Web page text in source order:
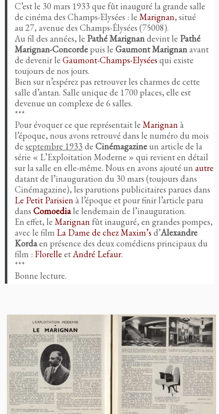
C’est le 30 mars 1933 que fût inauguré la grande salle
de cinéma des Champs-Elysées : le Marignan, situé
au 27, avenue des Champs-Élysées (75008).
Au fil des années, le Pathé Marignandevint le Pathé
Marignan-Concorde puis le Gaumont Marignanavant
de devenir le Gaumont-Champs-Elysées qui existe
toujours de nos jours.
Bien sur n’espérez pas retrouver les charmes de cette
salle d’antan. Salle unique de 1700 places, elle est
devenue un complexe de 6 salles.
***
Pour évoquer ce que représentait le Marignanà
l’époque, nous avons retrouvé dans le numéro du mois
de septembre 1933 de Cinémagazineun article de la
série « L’Exploitation Moderne » qui revient en détail
sur la salle en elle-même. Nous en avons ajouté un autre
datant de l’inauguration du 30 mars (toujours dans
Cinémagazine), les parutions publicitaires parues dans
Le Petit Parisienà l’époque et pour finir l’article paru
dans Comoediale lendemain de l’inauguration.
En effet, le Marignanfût inauguré, en grandes pompes,
avec le film La Dame de chez Maxim’s d’Alexandre
Kordaen présence des deux comédiens principaux du
film : Florelle etAndré Lefaur.
***
Bonne lecture.